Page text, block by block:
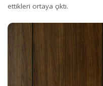
ettikleri ortaya çıktı.